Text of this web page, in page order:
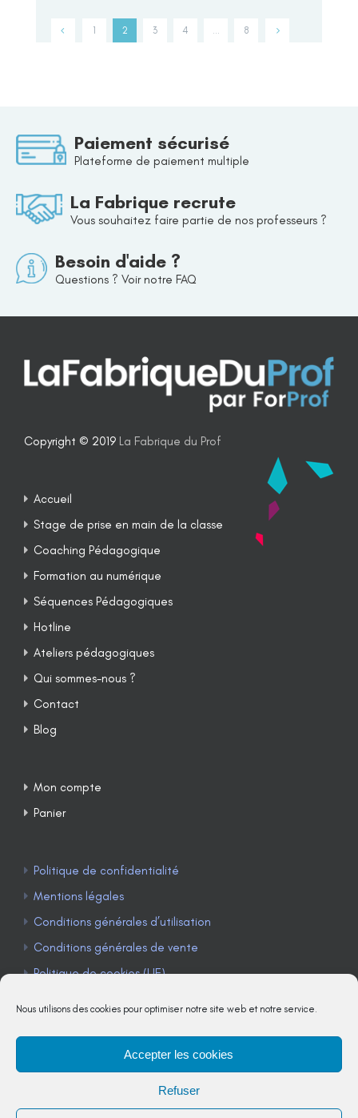
Nous utilisons des cookies pour optimiser notre site web et notre service.
Accepter les cookies
Refuser
1 2 3 4 8
Paiement sécurisé
Plateforme de paiement multiple
La Fabrique recrute
Vous souhaitez faire partie de nos professeurs ?
Besoin d'aide ?
Questions ? Voir notre FAQ
Copyright © 2019 La Fabrique du Prof
Accueil
Stage de prise en main de la classe
Coaching Pédagogique
Formation au numérique
Séquences Pédagogiques
Hotline
Ateliers pédagogiques
Qui sommes-nous ?
Contact
Blog
Mon compte
Panier
Politique de confidentialité
Mentions légales
Conditions générales d’utilisation
Conditions générales de vente
Politique de cookies (UE)
TÉLÉPHONE : 04 90 85 22 98